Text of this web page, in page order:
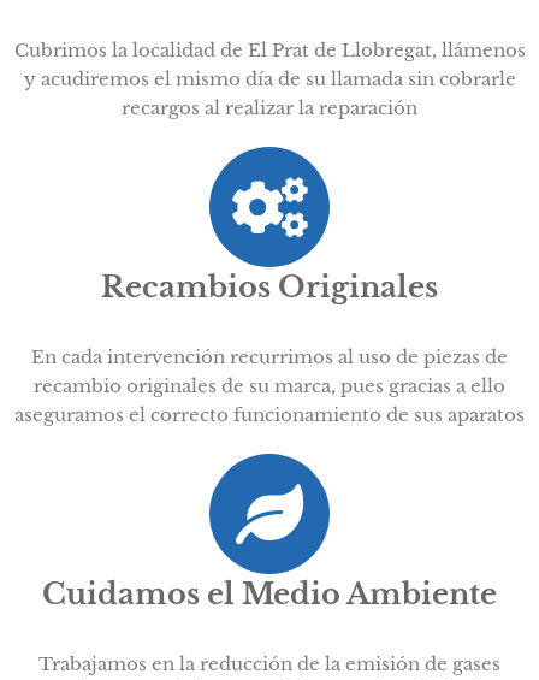
Cubrimos la localidad de El Prat de Llobregat, llámenos
y acudiremos el mismo día de su llamada sin cobrarle
recargos al realizar la reparación
Recambios Originales
En cada intervención recurrimos al uso de piezas de
recambio originales de su marca, pues gracias a ello
aseguramos el correcto funcionamiento de sus aparatos
Cuidamos el Medio Ambiente
Trabajamos en la reducción de la emisión de gases